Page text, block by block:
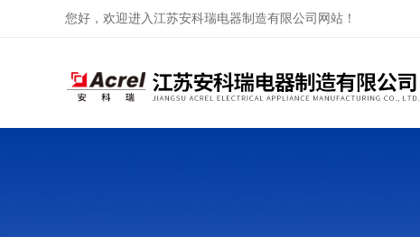
您好，欢迎进入江苏安科瑞电器制造有限公司网站！